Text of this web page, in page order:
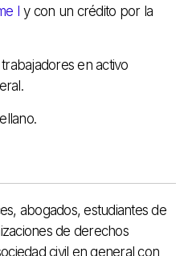
I
y con un crédito por la
en activo
abogados, estudiantes de
de derechos
civil en general con